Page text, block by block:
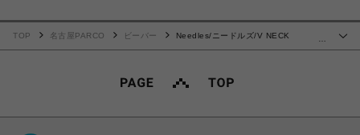
…
TOP 名古屋PARCO ビーバー
Needles/ニードルズ/V NECK